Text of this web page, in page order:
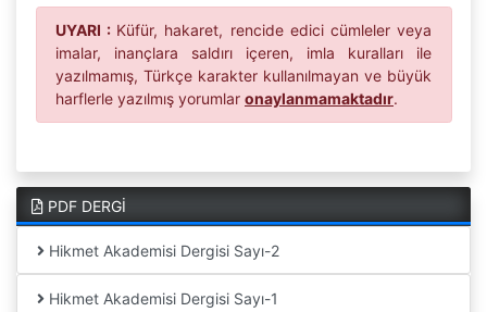
UYARI : Küfür, hakaret, rencide edici cümleler veya
imalar, inançlara saldırı içeren, imla kuralları ile
yazılmamış, Türkçe karakter kullanılmayan ve büyük
harflerle yazılmış yorumlar onaylanmamaktadır.
PDF DERGİ
Hikmet Akademisi Dergisi Sayı-2
Hikmet Akademisi Dergisi Sayı-1